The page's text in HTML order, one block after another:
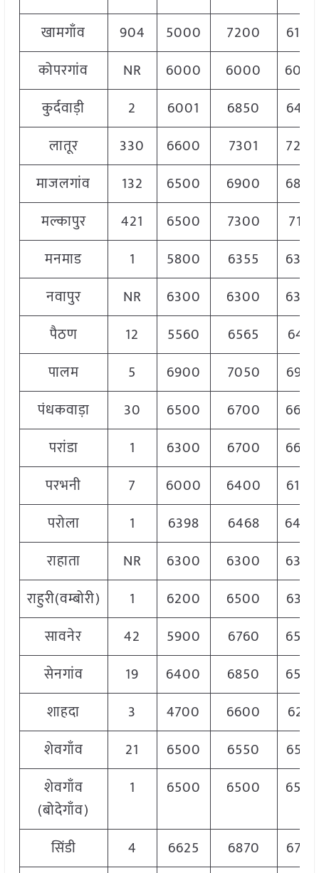
खामगाँव
904 5000 7200
6100
कोपरगांव
NR 6000 6000
कुर्दवाड़ी
2 6001 6850
6430
लातूर
330 6600 7301
7200
माजलगांव
132 6500 6900
6800
मल्कापुर
421 6500 7300
7110
मनमाड
1 5800 6355
6300
नवापुर
NR 6300 6300
6300
पैठण
12 5560 6565
6491
पालम
5 6900 7050
6950
पंधकवाड़ा
30 6500 6700
6600
परांडा
1 6300 6700
6600
परभनी
7 6000 6400
6100
परोला
1 6398 6468
राहाता
NR 6300 6300
6300
राहुरी(वम्बोरी)
1 6200 6500
6350
सावनेर
42 5900 6760
6500
सेनगांव
19 6400 6850
6500
शाहदा
3 4700 6600
6291
शेवगाँव
21 6500 6550
6550
शेवगाँव
(बोदेगाँव)
1 6500 6500 6500
सिंडी 4 6625 6870
6750